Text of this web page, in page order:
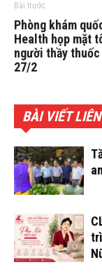
Bài trước
Phòng khám
Health họp mặt
người thầy
27/2
BÀI VIẾT